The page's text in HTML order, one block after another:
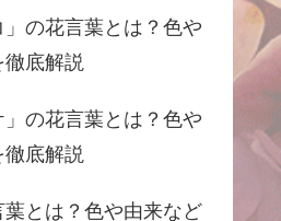
」の花言葉とは？色や
徹底解説
」の花言葉とは？色や
徹底解説
葉とは？色や由来など